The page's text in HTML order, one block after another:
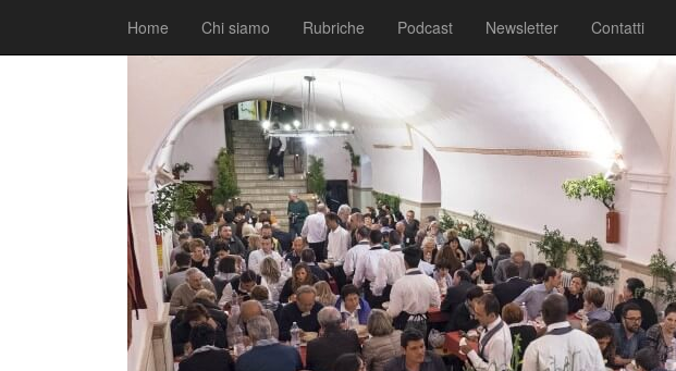
Home Chi siamo Rubriche Podcast Newsletter Contatti